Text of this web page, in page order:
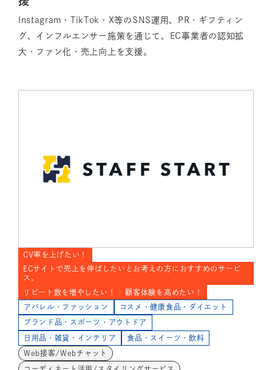
Instagram・TikTok・X等のSNS運用、PR・ギフティン
グ、インフルエンサー施策を通じて、EC事業者の認知拡
大・ファン化・売上向上を支援。
CV率を上げたい！
ECサイトで売上を伸ばしたいとお考えの方におすすめのサービ
ス。
リピート数を増やしたい！
顧客体験を高めたい！
アパレル・ファッション コスメ・健康食品・ダイエット
ブランド品・スポーツ・アウトドア
日用品・雑貨・インテリア 食品・スイーツ・飲料
Web接客/Webチャット
コーディネート活用/スタイリングサービス